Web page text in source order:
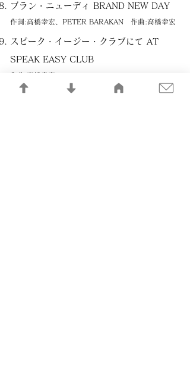
ブラン・ニューディ BRAND NEW DAY
作詞:高橋幸宏、PETER BARAKAN 作曲:高橋幸宏
スピーク・イージー・クラブにて AT
SPEAK EASY CLUB
作曲:高橋幸宏
危うし! 昌平 THE TROUBLE WITH